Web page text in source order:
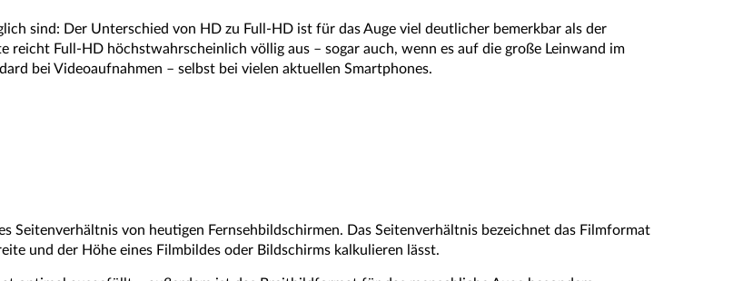
sind: Der Unterschied von HD zu Full-HD ist für das Auge viel deutlicher bemerkbar als der
reicht Full-HD höchstwahrscheinlich völlig aus – sogar auch, wenn es auf die große Leinwand im
bei Videoaufnahmen – selbst bei vielen aktuellen Smartphones.
Seitenverhältnis von heutigen Fernsehbildschirmen. Das Seitenverhältnis bezeichnet das Filmformat
und der Höhe eines Filmbildes oder Bildschirms kalkulieren lässt.